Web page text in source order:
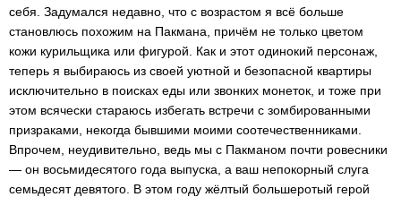
себя. Задумался недавно, что с возрастом я всё больше
становлюсь похожим на Пакмана, причём не только цветом
кожи курильщика или фигурой. Как и этот одинокий персонаж,
теперь я выбираюсь из своей уютной и безопасной квартиры
исключительно в поисках еды или звонких монеток, и тоже при
этом всячески стараюсь избегать встречи с зомбированными
призраками, некогда бывшими моими соотечественниками.
Впрочем, неудивительно, ведь мы с Пакманом почти ровесники
— он восьмидесятого года выпуска, а ваш непокорный слуга
семьдесят девятого. В этом году жёлтый большеротый герой